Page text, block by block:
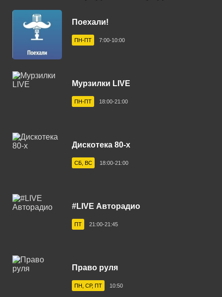
Арсеньев 102.8 FM
Артем 106.1 FM
Архангельск 101.6 FM
Астрахань 101.7 FM
Ахтубинск 104.8 FM
Балаково 105.5 FM
Балашов 100.0 FM
Бежецк 102.4 FM
Белгород 107.7 FM
Белово 107.0 FM
Белогорск 102.3 FM
Белорецк 102.0 FM
Поехали!
ПН-ПТ 7:00-10:00
Мурзилки LIVE
ПН-ПТ 18:00-21:00
Дискотека 80-х
СБ, ВС 18:00-21:00
#LIVE Авторадио
ПТ 21:00-21:45
Право руля
ПН, СР, ПТ 10:50